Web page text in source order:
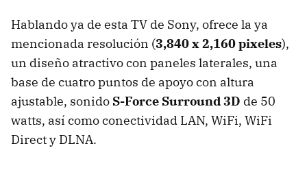
Hablando ya de esta TV de Sony, ofrece la ya
mencionada resolución (3,840 x 2,160 pixeles),
un diseño atractivo con paneles laterales, una
base de cuatro puntos de apoyo con altura
ajustable, sonido S-Force Surround 3D de 50
watts, así como conectividad LAN, WiFi, WiFi
Direct y DLNA.